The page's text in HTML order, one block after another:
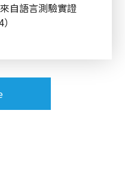
自語言測驗實證